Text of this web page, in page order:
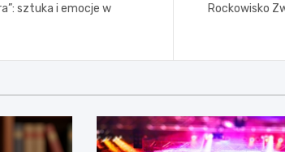
sztuka i emocje w
Rockowisko